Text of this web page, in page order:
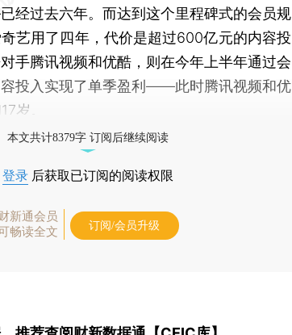
经过去六年。而达到这个里程碑式的会员规
艺用了四年，代价是超过600亿元的内容投
手腾讯视频和优酷，则在今年上半年通过会
容投入实现了单季盈利——此时腾讯视频和优
岁。
本文共计8379字 订阅后继续阅读
登录 后获取已订阅的阅读权限
新通会员
畅读全文
订阅/会员升级